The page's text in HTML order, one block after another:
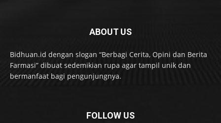
ABOUT US
Bidhuan.id dengan slogan “Berbagi Cerita, Opini dan Berita
Farmasi” dibuat sedemikian rupa agar tampil unik dan
bermanfaat bagi pengunjungnya.
FOLLOW US